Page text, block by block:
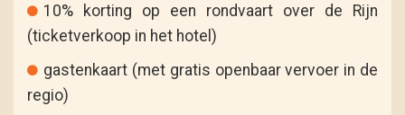
10% korting op een rondvaart over de Rijn
(ticketverkoop in het hotel)
gastenkaart (met gratis openbaar vervoer in de
regio)